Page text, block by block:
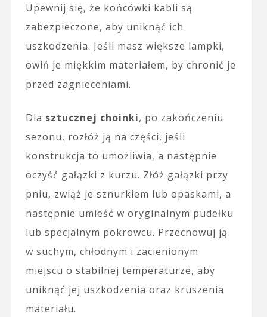
Upewnij się, że końcówki kabli są
zabezpieczone, aby uniknąć ich
uszkodzenia. Jeśli masz większe lampki,
owiń je miękkim materiałem, by chronić je
przed zagnieceniami.
Dla sztucznej choinki, po zakończeniu
sezonu, rozłóż ją na części, jeśli
konstrukcja to umożliwia, a następnie
oczyść gałązki z kurzu. Złóż gałązki przy
pniu, zwiąż je sznurkiem lub opaskami, a
następnie umieść w oryginalnym pudełku
lub specjalnym pokrowcu. Przechowuj ją
w suchym, chłodnym i zacienionym
miejscu o stabilnej temperaturze, aby
uniknąć jej uszkodzenia oraz kruszenia
materiału.